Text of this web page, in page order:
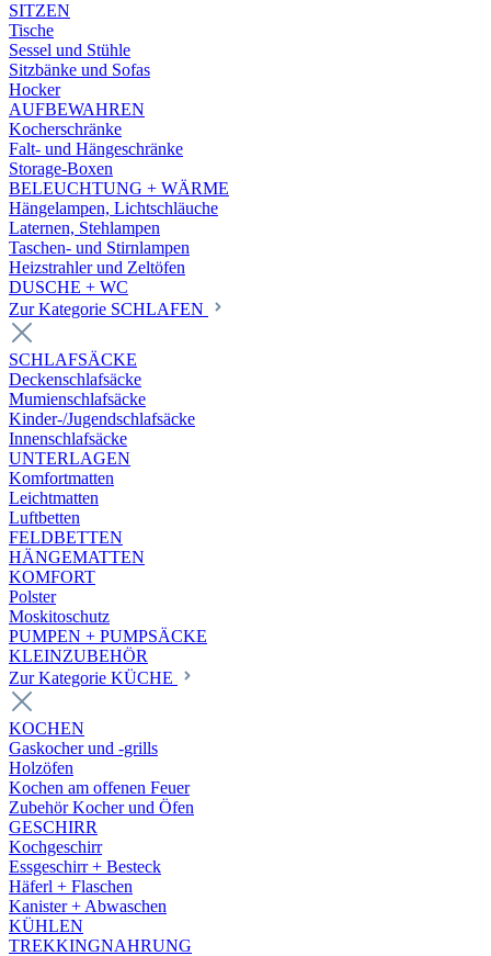
SITZEN
Tische
Sessel und Stühle
Sitzbänke und Sofas
Hocker
AUFBEWAHREN
Kocherschränke
Falt- und Hängeschränke
Storage-Boxen
BELEUCHTUNG + WÄRME
Hängelampen, Lichtschläuche
Laternen, Stehlampen
Taschen- und Stirnlampen
Heizstrahler und Zeltöfen
DUSCHE + WC
Zur Kategorie SCHLAFEN
SCHLAFSÄCKE
Deckenschlafsäcke
Mumienschlafsäcke
Kinder-/Jugendschlafsäcke
Innenschlafsäcke
UNTERLAGEN
Komfortmatten
Leichtmatten
Luftbetten
FELDBETTEN
HÄNGEMATTEN
KOMFORT
Polster
Moskitoschutz
PUMPEN + PUMPSÄCKE
KLEINZUBEHÖR
Zur Kategorie KÜCHE
KOCHEN
Gaskocher und -grills
Holzöfen
Kochen am offenen Feuer
Zubehör Kocher und Öfen
GESCHIRR
Kochgeschirr
Essgeschirr + Besteck
Häferl + Flaschen
Kanister + Abwaschen
KÜHLEN
TREKKINGNAHRUNG